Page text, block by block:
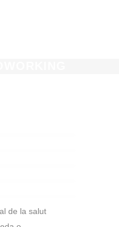
de la salut